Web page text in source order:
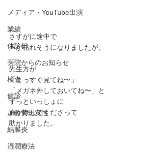
メディア・YouTube出演
業績
休診日
医院からのお知らせ
検査
健診
加齢黄斑変性
結膜炎
湿潤療法
さすがに途中で
声が枯れそうになりましたが、
先生方が
「まっすぐ見てね〜」
「メガネ外しておいてね〜」と
ずっといっしょに
声かけしてくださって
助かりました。